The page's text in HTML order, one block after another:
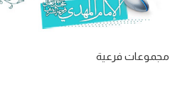
مجموعات فرعية